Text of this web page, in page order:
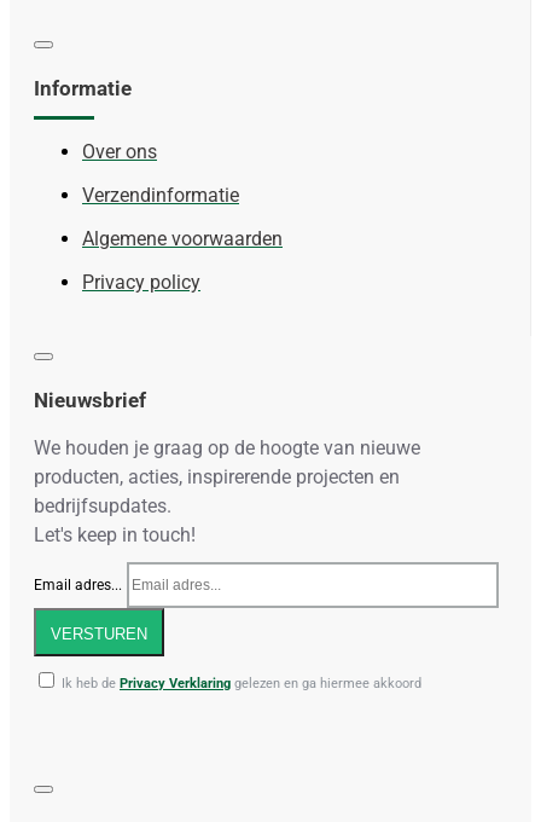
Informatie
Over ons
Verzendinformatie
Algemene voorwaarden
Privacy policy
Nieuwsbrief
We houden je graag op de hoogte van nieuwe
producten, acties, inspirerende projecten en
bedrijfsupdates.
Let's keep in touch!
Email adres...
VERSTUREN
Ik heb de Privacy Verklaring gelezen en ga hiermee akkoord